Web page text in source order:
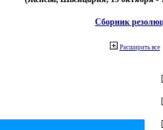
Сборник
Расширить все